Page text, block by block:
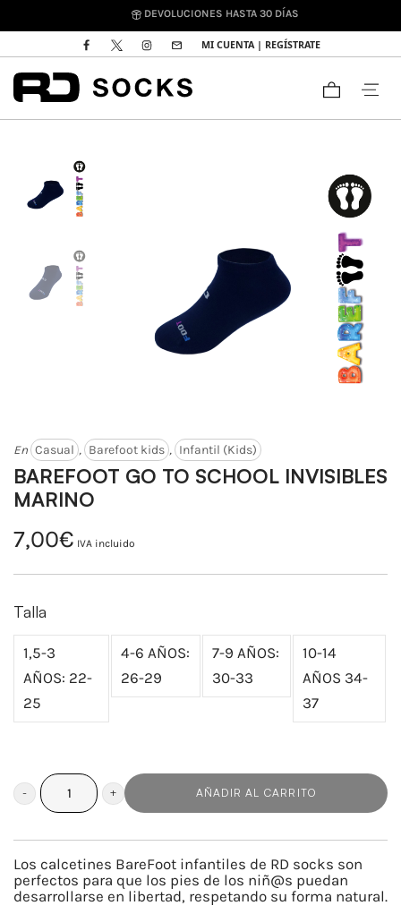
DEVOLUCIONES HASTA 30 DÍAS
MI CUENTA | REGÍSTRATE
En Casual , Barefoot kids , Infantil (Kids)
BAREFOOT GO TO SCHOOL INVISIBLES
MARINO
7,00€ IVA incluido
Talla
1,5-3
AÑOS: 22-
25
4-6 AÑOS:
26-29
7-9 AÑOS:
30-33
10-14
AÑOS 34-
37
BAREFOOT
SCHOOL
INVISIBLES
AÑADIR AL CARRITO
Los calcetines BareFoot infantiles de RD socks son
perfectos para que los pies de los niñ@s puedan
desarrollarse en libertad, respetando su forma natural.